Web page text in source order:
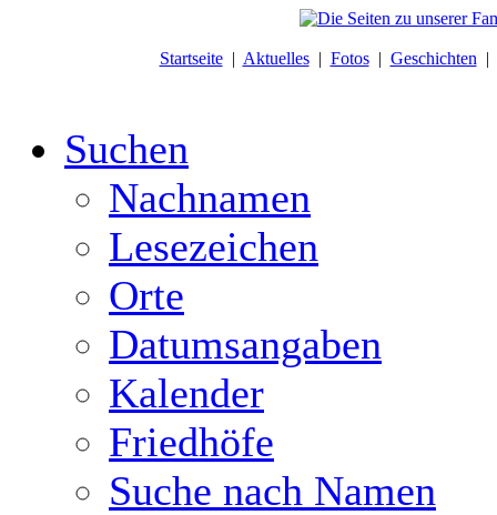
Startseite| Aktuelles| Fotos| Geschichten |
Suchen
Nachnamen
Lesezeichen
Orte
Datumsangaben
Kalender
Friedhöfe
Suche nach Namen